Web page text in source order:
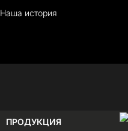
Наша история
ПРОДУКЦИЯ